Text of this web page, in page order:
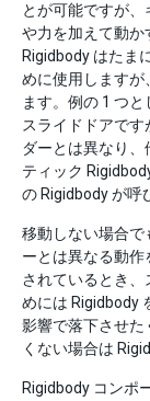
とが可能ですが
や力を加えて動か
Rigidbody はたま
めに使用しますが
ます。例の 1 つ
スライドドアで
ダーとは異なり
ティック
の Rigidbody が呼
移動しない場合で
ーとは異なる動
されているとき
めには Rigidbody
影響で落下させた
くない場合は
Rigidbody コンポ